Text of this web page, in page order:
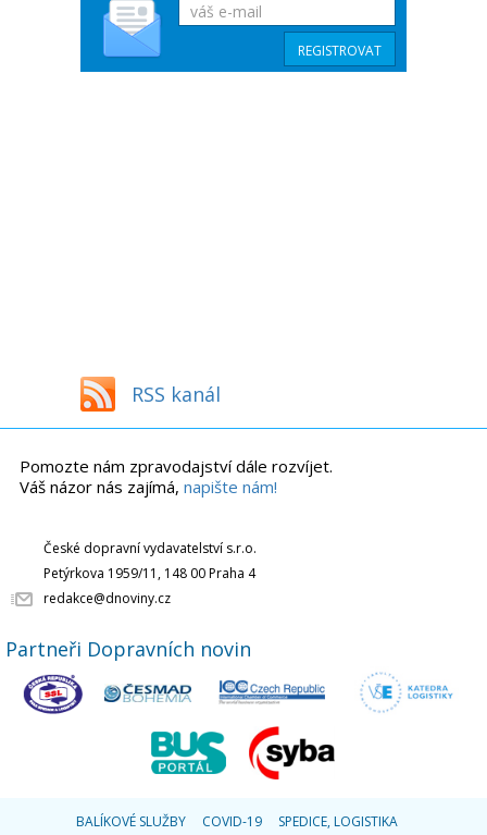
RSS kanál
Pomozte nám zpravodajství dále rozvíjet.
Váš názor nás zajímá, napište nám!
České dopravní vydavatelství s.r.o.
Petýrkova 1959/11, 148 00 Praha 4
redakce@dnoviny.cz
Partneři Dopravních novin
BALÍKOVÉ SLUŽBY COVID-19 SPEDICE, LOGISTIKA